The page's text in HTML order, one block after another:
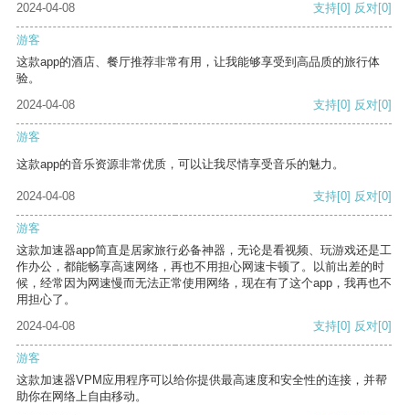
2024-04-08 支持[0] 反对[0]
游客
这款app的酒店、餐厅推荐非常有用，让我能够享受到高品质的旅行体
验。
2024-04-08
支持[0] 反对[0]
游客
这款app的音乐资源非常优质，可以让我尽情享受音乐的魅力。
2024-04-08 支持[0] 反对[0]
游客
这款加速器app简直是居家旅行必备神器，无论是看视频、玩游戏还是工
作办公，都能畅享高速网络，再也不用担心网速卡顿了。以前出差的时
候，经常因为网速慢而无法正常使用网络，现在有了这个app，我再也不
用担心了。
2024-04-08
支持[0] 反对[0]
游客
这款加速器VPM应用程序可以给你提供最高速度和安全性的连接，并帮
助你在网络上自由移动。